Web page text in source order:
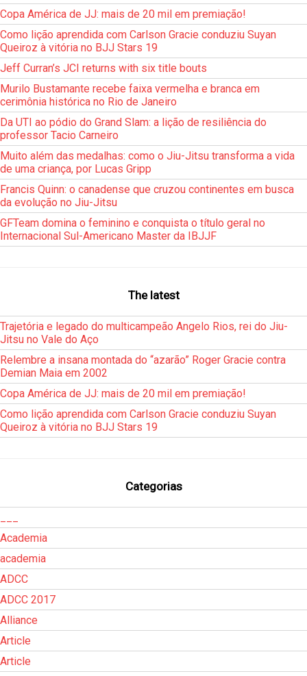
Copa América de JJ: mais de 20 mil em premiação!
Como lição aprendida com Carlson Gracie conduziu Suyan
Queiroz à vitória no BJJ Stars 19
Jeff Curran’s JCI returns with six title bouts
Murilo Bustamante recebe faixa vermelha e branca em
cerimônia histórica no Rio de Janeiro
Da UTI ao pódio do Grand Slam: a lição de resiliência do
professor Tacio Carneiro
Muito além das medalhas: como o Jiu-Jitsu transforma a vida
de uma criança, por Lucas Gripp
Francis Quinn: o canadense que cruzou continentes em busca
da evolução no Jiu-Jitsu
GFTeam domina o feminino e conquista o título geral no
Internacional Sul-Americano Master da IBJJF
The latest
Trajetória e legado do multicampeão Angelo Rios, rei do Jiu-
Jitsu no Vale do Aço
Relembre a insana montada do “azarão” Roger Gracie contra
Demian Maia em 2002
Copa América de JJ: mais de 20 mil em premiação!
Como lição aprendida com Carlson Gracie conduziu Suyan
Queiroz à vitória no BJJ Stars 19
Categorias
Academia
academia
ADCC
ADCC 2017
Alliance
Article
Article